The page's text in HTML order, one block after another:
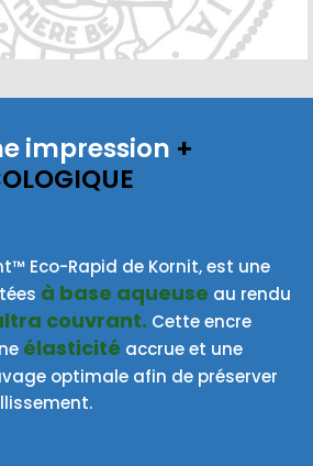
impression +
Eco-Rapid de Kornit, est une
à base aqueuse au rendu
couvrant. Cette encre
élasticité accrue et une
optimale afin de préserver